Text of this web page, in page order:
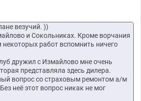
везучий. ))
и Сокольниках. Кроме ворчания
некоторых работ вспомнить ничего
дружил с Измайлово мне очень
представляла здесь дилера.
вопрос со страховым ремонтом а/м
неё этот вопрос никак не мог